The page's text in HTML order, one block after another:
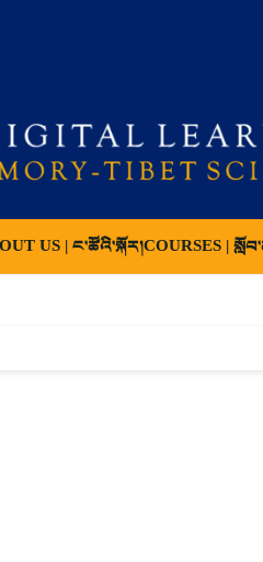
US | ང་ཚོའི་སྐོར།COURSES |